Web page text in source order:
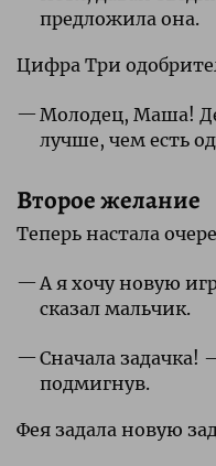
предложила она.
Цифра Три
Молодец, Маша!
лучше, чем есть
Второе желание
Теперь настала
А я хочу новую
сказал мальчик.
Сначала
подмигнув.
Фея задала новую